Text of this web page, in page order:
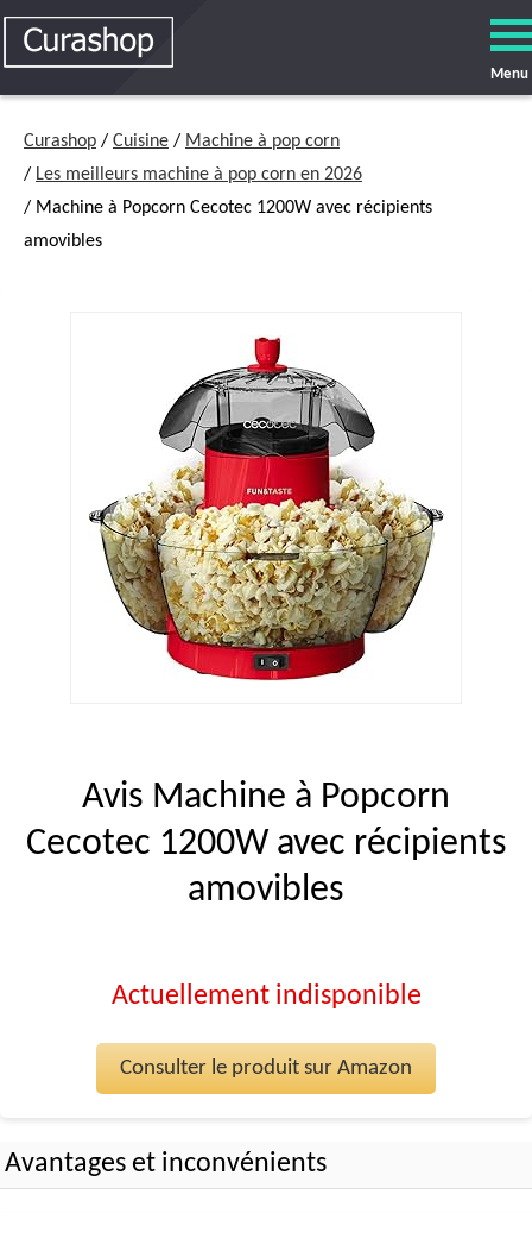
Menu
Curashop / Cuisine / Machine à pop corn
/ Les meilleurs machine à pop corn en 2026
/ Machine à Popcorn Cecotec 1200W avec récipients
amovibles
Avis Machine à Popcorn
Cecotec 1200W avec récipients
amovibles
Actuellement indisponible
Consulter le produit sur Amazon
Avantages et inconvénients